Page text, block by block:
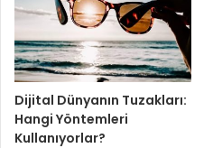
Dijital Dünyanın Tuzakları:
Hangi Yöntemleri
Kullanıyorlar?